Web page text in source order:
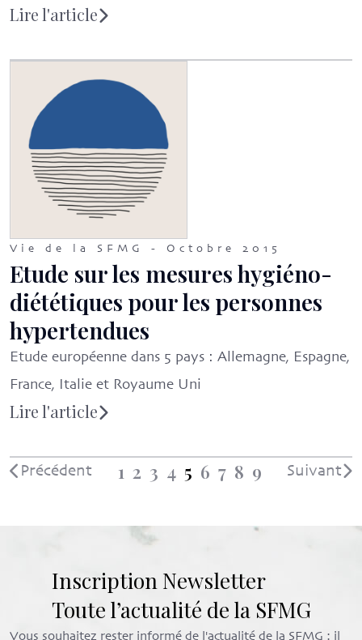
Lire l'article
Vie de la SFMG - Octobre 2015
Etude sur les mesures hygiéno-
diététiques pour les personnes
hypertendues
Etude européenne dans 5 pays : Allemagne, Espagne,
France, Italie et Royaume Uni
Lire l'article
Précédent 1 2 3 4 5 6 7 8 9 Suivant
Inscription Newsletter
Toute l’actualité de la SFMG